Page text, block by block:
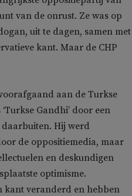
van de onrust. Ze was op
uit te dagen, samen met
kant. Maar de CHP
aan de Turkse
Gandhi’ door een
Hij werd
de oppositiemedia, maar
en deskundigen
optimisme.
kant veranderd en hebben